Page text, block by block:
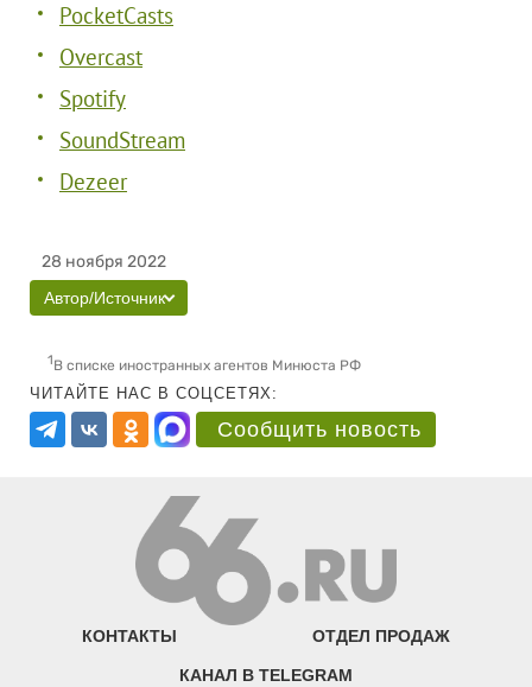
PocketCasts
Overcast
Spotify
SoundStream
Dezeer
28 ноября 2022
Автор/Источник
1В списке иностранных агентов Минюста РФ
ЧИТАЙТЕ НАС В СОЦСЕТЯХ:
Сообщить новость
КОНТАКТЫ ОТДЕЛ ПРОДАЖ
КАНАЛ В TELEGRAM